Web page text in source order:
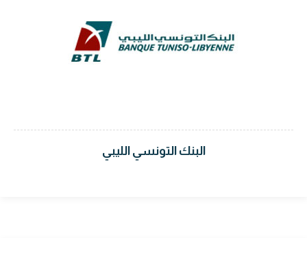
البنك التونسي الليبي